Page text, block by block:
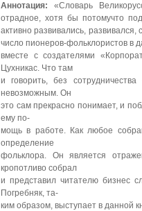
Аннотация: «Словарь
отрадное, хотя бы потомучто
активно развивались,
число пионеров-фольклористов в
вместе с создателями
Цухникас. Что там
и говорить, без
невозможным. Он
это сам прекрасно понимает, и
ему по-
мощь в работе. Как любое
определение
фольклора. Он является
кропотливо собрал
и представил читателю бизнес
Погребняк, та-
ким образом, выступает в данной